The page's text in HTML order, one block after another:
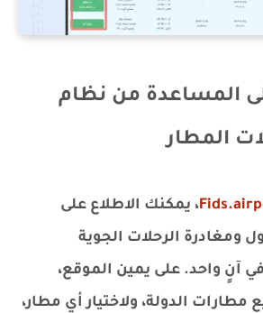
المساعدة من نظام
المطار
، يمكنك الاطلاع على
ومغادرة الرحلات الجوية
آنٍ واحد. على يمين الموقع،
الدولة، ولاختيار أي مطار،